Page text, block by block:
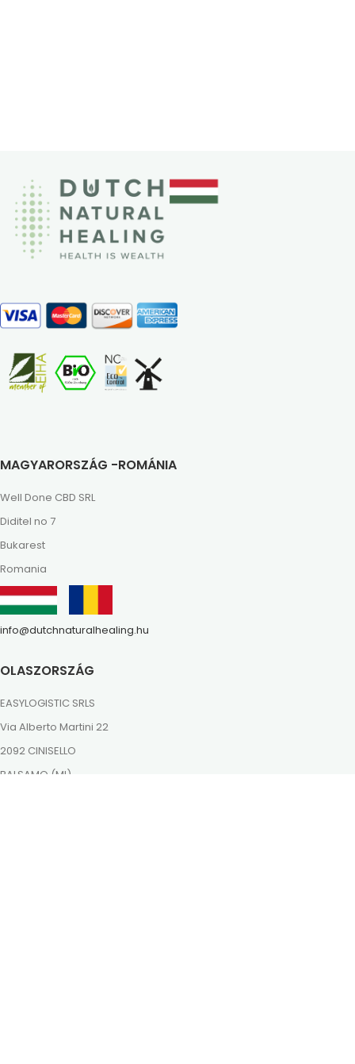
MAGYARORSZÁG -ROMÁNIA
Well Done CBD SRL
Diditel no 7
Bukarest
Romania
info@dutchnaturalhealing.hu
OLASZORSZÁG
EASYLOGISTIC SRLS
Via Alberto Martini 22
2092 CINISELLO
BALSAMO (MI)